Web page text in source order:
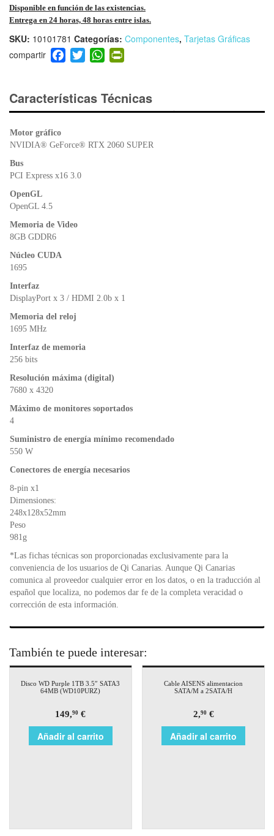
Disponible en función de las existencias.
Entrega en 24 horas, 48 horas entre islas.
SKU: 10101781 Categorías: Componentes, Tarjetas Gráficas
F
a
e
b
o
T
wi
er
W
h
s
A
p
ri
e
dl
Características Técnicas
Motor gráfico
NVIDIA® GeForce® RTX 2060 SUPER
Bus
PCI Express x16 3.0
OpenGL
OpenGL 4.5
Memoria de Video
8GB GDDR6
Núcleo CUDA
1695
Interfaz
DisplayPort x 3 / HDMI 2.0b x 1
Memoria del reloj
1695 MHz
Interfaz de memoria
256 bits
Resolución máxima (digital)
7680 x 4320
Máximo de monitores soportados
4
Suministro de energía mínimo recomendado
550 W
Conectores de energía necesarios
8-pin x1
Dimensiones:
248x128x52mm
Peso
981g
*Las fichas técnicas son proporcionadas exclusivamente para la
conveniencia de los usuarios de Qi Canarias. Aunque Qi Canarias
comunica al proveedor cualquier error en los datos, o en la traducción al
español que localiza, no podemos dar fe de la completa veracidad o
corrección de esta información.
También te puede interesar:
Disco WD Purple 1TB 3.5″ SATA3
64MB (WD10PURZ)
149,90 €
Añadir al carrito
Cable AISENS alimentacion
SATA/M a 2SATA/H
2,90€
Añadir al carrito